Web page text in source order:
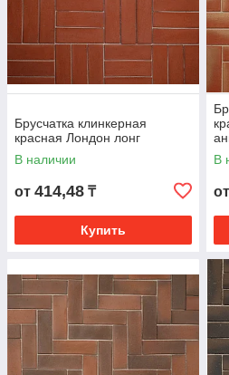
Брусчатка клинкерная
красная Лондон лонг
В наличии
от 414,48 ₸
Купить
В
от